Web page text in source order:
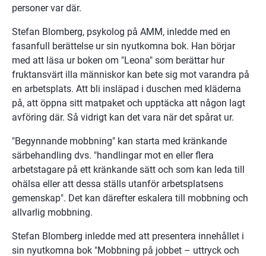
personer var där.
Stefan Blomberg, psykolog på AMM, inledde med en
fasanfull berättelse ur sin nyutkomna bok. Han börjar
med att läsa ur boken om "Leona" som berättar hur
fruktansvärt illa människor kan bete sig mot varandra på
en arbetsplats. Att bli insläpad i duschen med kläderna
på, att öppna sitt matpaket och upptäcka att någon lagt
avföring där. Så vidrigt kan det vara när det spårat ur.
"Begynnande mobbning" kan starta med kränkande
särbehandling dvs. "handlingar mot en eller flera
arbetstagare på ett kränkande sätt och som kan leda till
ohälsa eller att dessa ställs utanför arbetsplatsens
gemenskap". Det kan därefter eskalera till mobbning och
allvarlig mobbning.
Stefan Blomberg inledde med att presentera innehållet i
sin nyutkomna bok "Mobbning på jobbet – uttryck och